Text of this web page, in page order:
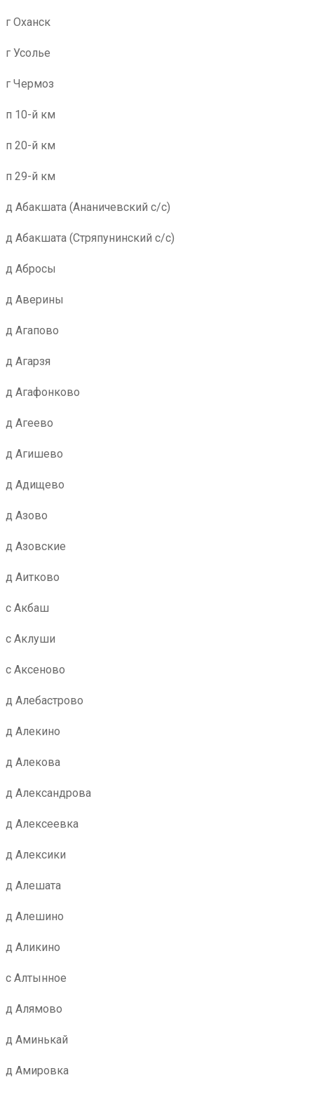
г Оханск
г Усолье
г Чермоз
п 10-й км
п 20-й км
п 29-й км
д Абакшата (Ананичевский с/с)
д Абакшата (Стряпунинский с/с)
д Абросы
д Аверины
д Агапово
д Агарзя
д Агафонково
д Агеево
д Агишево
д Адищево
д Азово
д Азовские
д Аитково
с Акбаш
с Аклуши
с Аксеново
д Алебастрово
д Алекино
д Алекова
д Александрова
д Алексеевка
д Алексики
д Алешата
д Алешино
д Аликино
с Алтынное
д Алямово
д Аминькай
д Амировка